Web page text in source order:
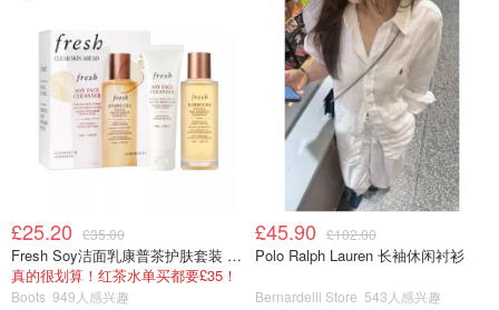
摆放整齐的餐具
£25.20 £35.00
Fresh Soy洁面乳康普茶护肤套装 100ml
真的很划算！红茶水单买都要£35！
Boots 949人感兴趣
£45.90 £102.00
Polo Ralph Lauren 长袖休闲衬衫
Bernardelli Store 543人感兴趣